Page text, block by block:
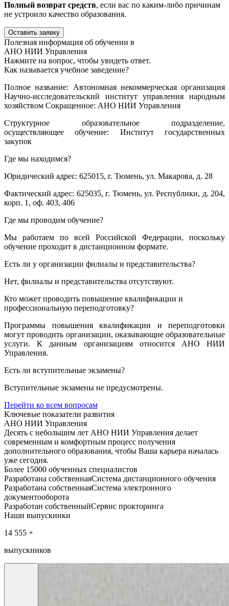
Полный возврат средств, если вас по каким-либо причинам
не устроило качество образования.
Оставить заявку
Полезная информация об обучении в
АНО НИИ Управления
Нажмите на вопрос, чтобы увидеть ответ.
Как называется учебное заведение?
Полное название: Автономная некоммерческая организация
Научно-исследовательский институт управления народным
хозяйством Сокращенное: АНО НИИ Управления
Структурное образовательное подразделение,
осуществляющее обучение: Институт государственных
закупок
Где мы находимся?
Юридический адрес: 625015, г. Тюмень, ул. Макарова, д. 28
Фактический адрес: 625035, г. Тюмень, ул. Республики, д. 204,
корп. 1, оф. 403, 406
Где мы проводим обучение?
Мы работаем по всей Российской Федерации, поскольку
обучение проходит в дистанционном формате.
Есть ли у организации филиалы и представительства?
Нет, филиалы и представительства отсутствуют.
Кто может проводить повышение квалификации и
профессиональную переподготовку?
Программы повышения квалификации и переподготовки
могут проводить организации, оказывающие образовательные
услуги. К данным организациям относится АНО НИИ
Управления.
Есть ли вступительные экзамены?
Вступительные экзамены не предусмотрены.
Перейти ко всем вопросам
Ключевые показатели развития
АНО НИИ Управления
Десять с небольшим лет АНО НИИ Управления делает
современным и комфортным процесс получения
дополнительного образования, чтобы Ваша карьера началась
уже сегодня.
Более 15000 обученных специалистов
Разработана собственнаяСистема дистанционного обучения
Разработана собственнаяСистема электронного
документооборота
Разработан собственныйСервис прокторинга
Наши выпускники
14 555 +
выпускников